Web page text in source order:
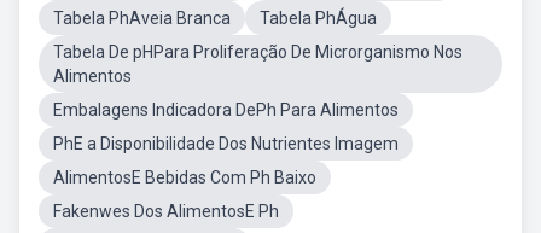
Tabela PhAveia Branca
Tabela PhÁgua
Tabela De pHPara Proliferação De Microrganismo Nos
Alimentos
Embalagens Indicadora DePh Para Alimentos
PhE a Disponibilidade Dos Nutrientes Imagem
AlimentosE Bebidas Com Ph Baixo
Fakenwes Dos AlimentosE Ph